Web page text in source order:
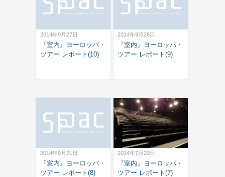
2014年9月27日
『室内』ヨーロッパ・
ツアー レポート(10)
2014年9月26日
『室内』ヨーロッパ・
ツアー レポート(9)
2014年9月21日
『室内』ヨーロッパ・
ツアー レポート(8)
2014年7月29日
『室内』ヨーロッパ・
ツアー レポート(7)